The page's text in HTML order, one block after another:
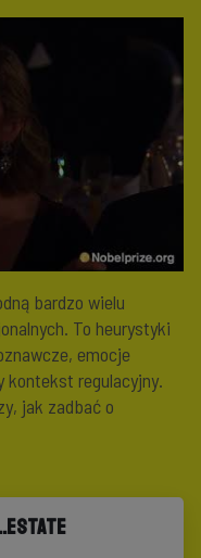
bardzo wielu
To heurystyki
emocje
kontekst regulacyjny.
jak zadbać o